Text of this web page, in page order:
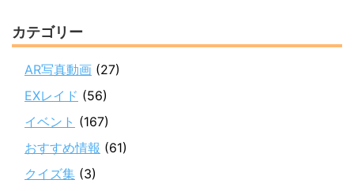
カテゴリー
AR写真動画 (27)
EXレイド (56)
イベント (167)
おすすめ情報 (61)
クイズ集 (3)